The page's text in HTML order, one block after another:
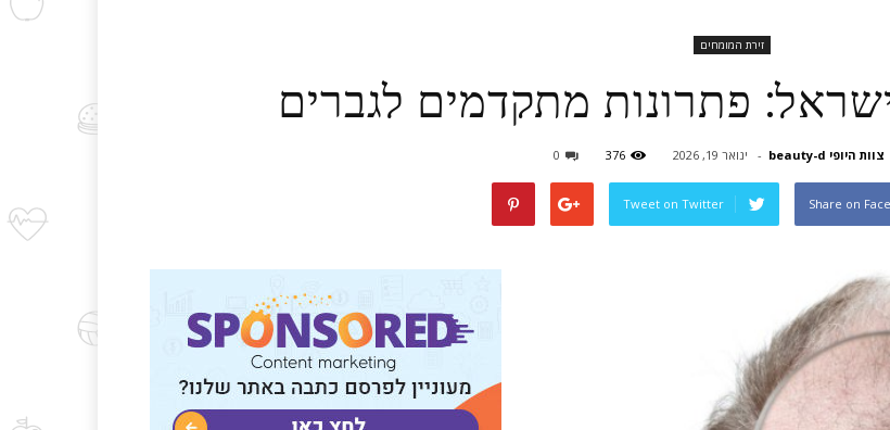
זירת המומחים
פתרונות מתקדמים לגברים
צוות היופי beauty-d - ינואר 19, 2026 376
0
Share on
Tweet on Twitter